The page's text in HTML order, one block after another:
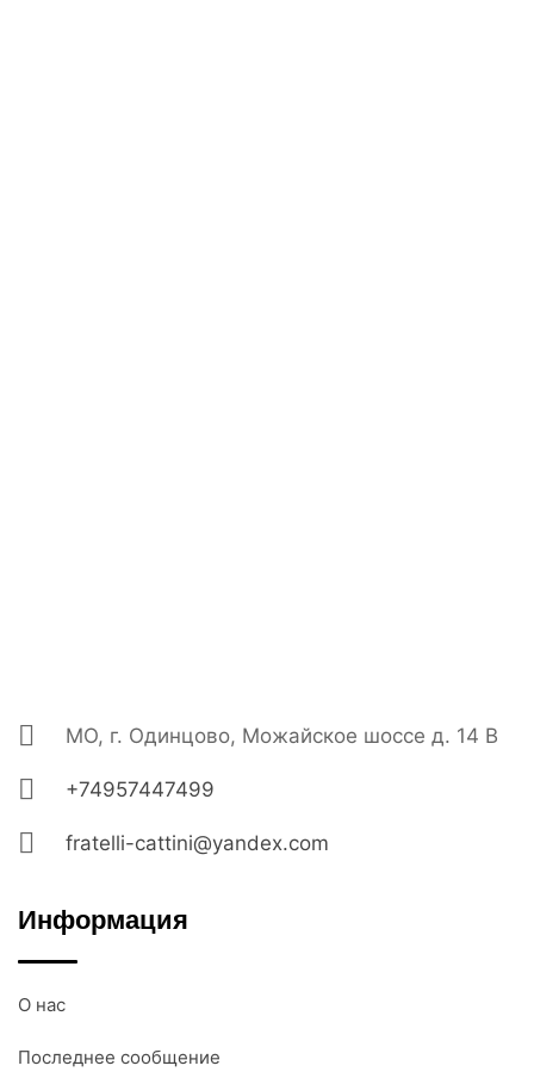
МО, г. Одинцово, Можайское шоссе д. 14 В
+74957447499
fratelli-cattini@yandex.com
Информация
О нас
Последнее сообщение